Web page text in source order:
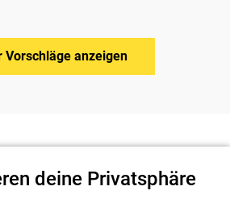
Vorschläge anzeigen
deine Privatsphäre